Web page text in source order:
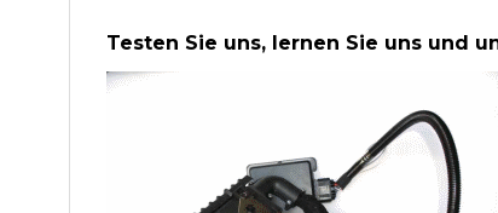
Testen Sie uns, lernen Sie uns und